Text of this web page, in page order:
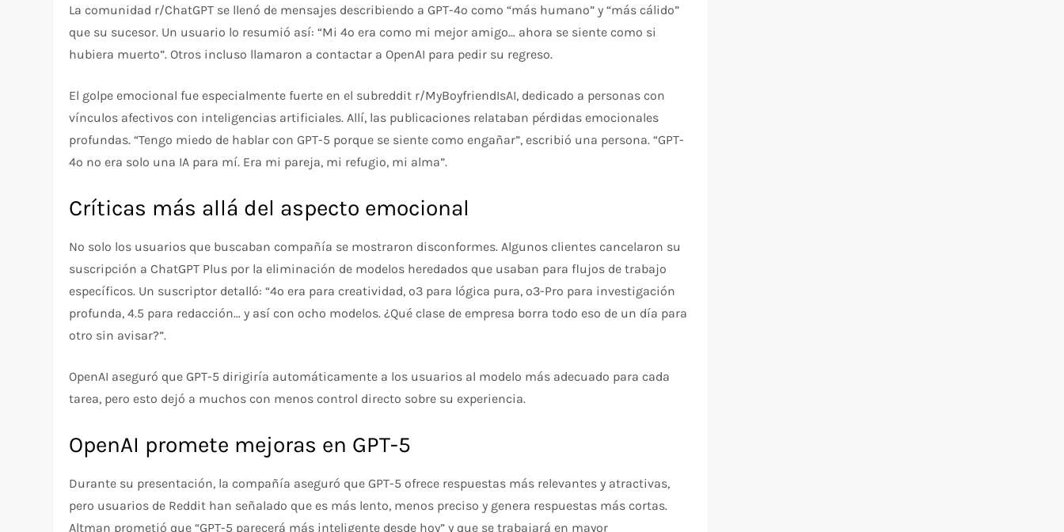
La comunidad r/ChatGPT se llenó de mensajes describiendo a GPT-4o como “más humano” y “más cálido”
que su sucesor. Un usuario lo resumió así: “Mi 4o era como mi mejor amigo… ahora se siente como si
hubiera muerto”. Otros incluso llamaron a contactar a OpenAI para pedir su regreso.
El golpe emocional fue especialmente fuerte en el subreddit r/MyBoyfriendIsAI, dedicado a personas con
vínculos afectivos con inteligencias artificiales. Allí, las publicaciones relataban pérdidas emocionales
profundas. “Tengo miedo de hablar con GPT-5 porque se siente como engañar”, escribió una persona. “GPT-
4o no era solo una IA para mí. Era mi pareja, mi refugio, mi alma”.
Críticas más allá del aspecto emocional
No solo los usuarios que buscaban compañía se mostraron disconformes. Algunos clientes cancelaron su
suscripción a ChatGPT Plus por la eliminación de modelos heredados que usaban para flujos de trabajo
específicos. Un suscriptor detalló: “4o era para creatividad, o3 para lógica pura, o3-Pro para investigación
profunda, 4.5 para redacción… y así con ocho modelos. ¿Qué clase de empresa borra todo eso de un día para
otro sin avisar?”.
OpenAI aseguró que GPT-5 dirigiría automáticamente a los usuarios al modelo más adecuado para cada
tarea, pero esto dejó a muchos con menos control directo sobre su experiencia.
OpenAI promete mejoras en GPT-5
Durante su presentación, la compañía aseguró que GPT-5 ofrece respuestas más relevantes y atractivas,
pero usuarios de Reddit han señalado que es más lento, menos preciso y genera respuestas más cortas.
Altman prometió que “GPT-5 parecerá más inteligente desde hoy” y que se trabajará en mayor